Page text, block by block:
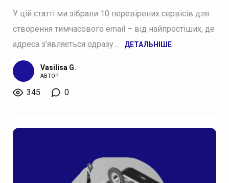
У цій статті ми зібрали 10 перевірених сервісів для
створення тимчасового email – від найпростіших, де
адреса з’являється одразу...
ДЕТАЛЬНІШЕ
Vasilisa G.
АВТОР
345 0